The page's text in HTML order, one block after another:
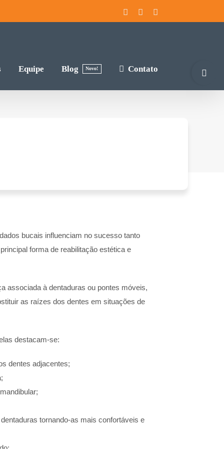
InstagramFacebook
Equipe Blog Novo! Contato
bucais influenciam no sucesso tanto
forma de reabilitação estética e
associada à dentaduras ou pontes móveis,
as raízes dos dentes em situações de
destacam-se:
dentes adjacentes;
tornando-as mais confortáveis e